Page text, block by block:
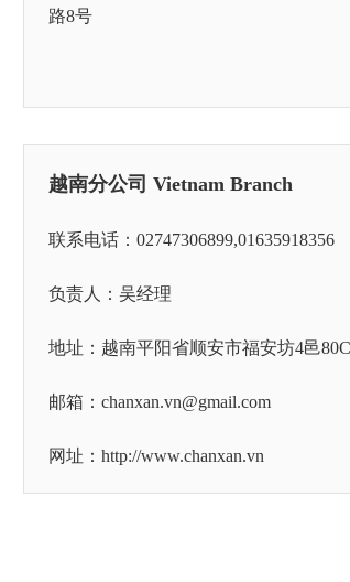
路8号
越南分公司 Vietnam Branch
联系电话：02747306899,01635918356
负责人：吴经理
地址：越南平阳省顺安市福安坊4邑
邮箱：chanxan.vn@gmail.com
网址：http://www.chanxan.vn